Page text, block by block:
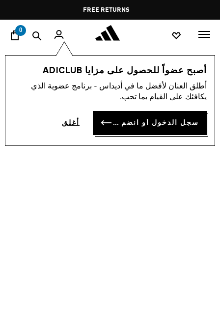
Pause
promotion
rotation
FREE RETURNS
0
أصبح عضواً للحصول على مزايا ADICLUB
أطلق العنان لأفضل ما في أديداس - برنامج عضوية الذي
يكافئك على القيام بما تحب.
سجل الدخول أو انضم الآن أغلق
النساء
حذاء SAMBA JANE
OMR 52.50